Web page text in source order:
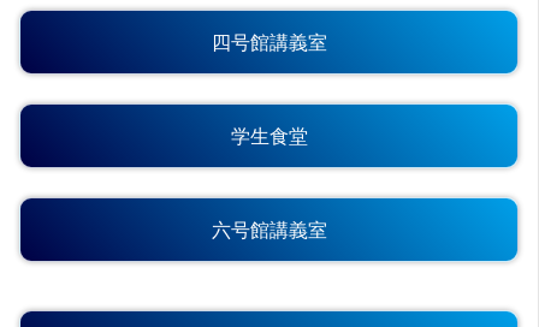
四号館講義室
学生食堂
六号館講義室